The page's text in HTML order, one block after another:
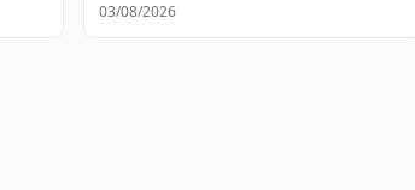
03/08/2026